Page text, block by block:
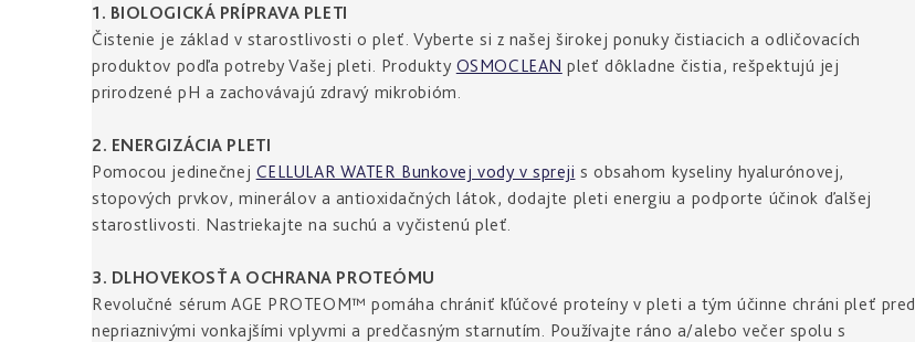
1. BIOLOGICKÁ PRÍPRAVA PLETI
Čistenie je základ v starostlivosti o pleť. Vyberte si z našej širokej ponuky čistiacich a odličovacích
produktov podľa potreby Vašej pleti. Produkty OSMOCLEAN pleť dôkladne čistia, rešpektujú jej
prirodzené pH a zachovávajú zdravý mikrobióm.
2. ENERGIZÁCIA PLETI
Pomocou jedinečnej CELLULAR WATER Bunkovej vody v spreji s obsahom kyseliny hyalurónovej,
stopových prvkov, minerálov a antioxidačných látok, dodajte pleti energiu a podporte účinok ďalšej
starostlivosti. Nastriekajte na suchú a vyčistenú pleť.
3. DLHOVEKOSŤ A OCHRANA PROTEÓMU
Revolučné sérum AGE PROTEOM™ pomáha chrániť kľúčové proteíny v pleti a tým účinne chráni pleť pred
nepriaznivými vonkajšími vplyvmi a predčasným starnutím. Používajte ráno a/alebo večer spolu s